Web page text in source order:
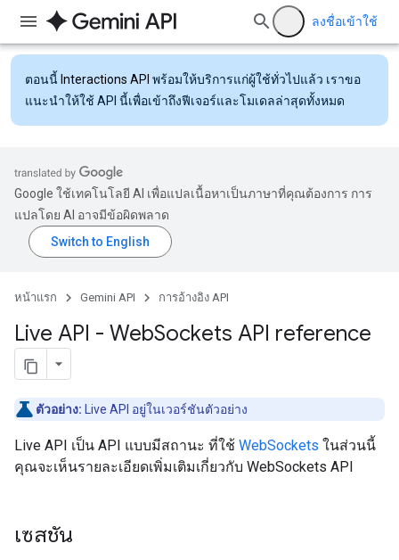
ลงชื่อเข้าใช้
ตอนนี้ Interactions API พร้อมให้บริการแก่ผู้ใช้ทั่วไปแล้ว เราขอ
แนะนำให้ใช้ API นี้เพื่อเข้าถึงฟีเจอร์และโมเดลล่าสุดทั้งหมด
Google ใช้เทคโนโลยี AI เพื่อแปลเนื้อหาเป็นภาษาที่คุณต้องการ การ
แปลโดย AI อาจมีข้อผิดพลาด
หน้าแรก Gemini API การอ้างอิง API
Live API - WebSockets API reference
ตัวอย่าง: Live API อยู่ในเวอร์ชันตัวอย่าง
Live API เป็น API แบบมีสถานะ ที่ใช้ WebSockets ในส่วนนี้
คุณจะเห็นรายละเอียดเพิ่มเติมเกี่ยวกับ WebSockets API
เซสชัน